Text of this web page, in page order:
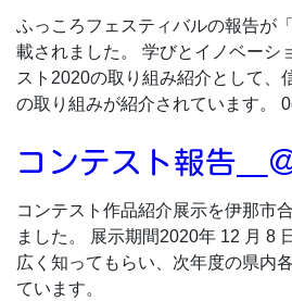
ふっころフェスティバルの報告が
載されました。 学びとイノベーシ
スト2020の取り組み紹介として、
の取り組みが紹介されています。
コンテスト報告＿
コンテスト作品紹介展示を伊那市
ました。 展示期間2020年 12 月 8
広く知ってもらい、次年度の県内
ています。